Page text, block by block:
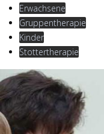
Erwachsene
Gruppentherapie
Kinder
Stottertherapie